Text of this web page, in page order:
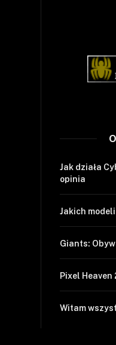
Jak działa
opinia
Jakich
Giants:
Pixel
Witam